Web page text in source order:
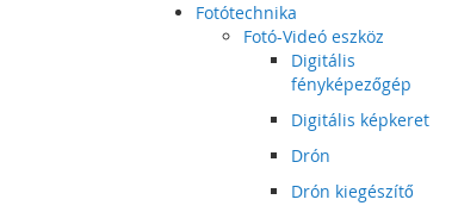
Fotótechnika
Fotó-Videó eszköz
Digitális
fényképezőgép
Digitális képkeret
Drón
Drón kiegészítő